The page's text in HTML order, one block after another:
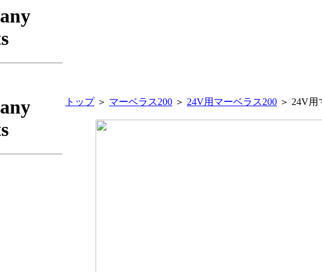
トップ＞ マーベラス200 ＞ 24V用マーベラス200 ＞ 24V用